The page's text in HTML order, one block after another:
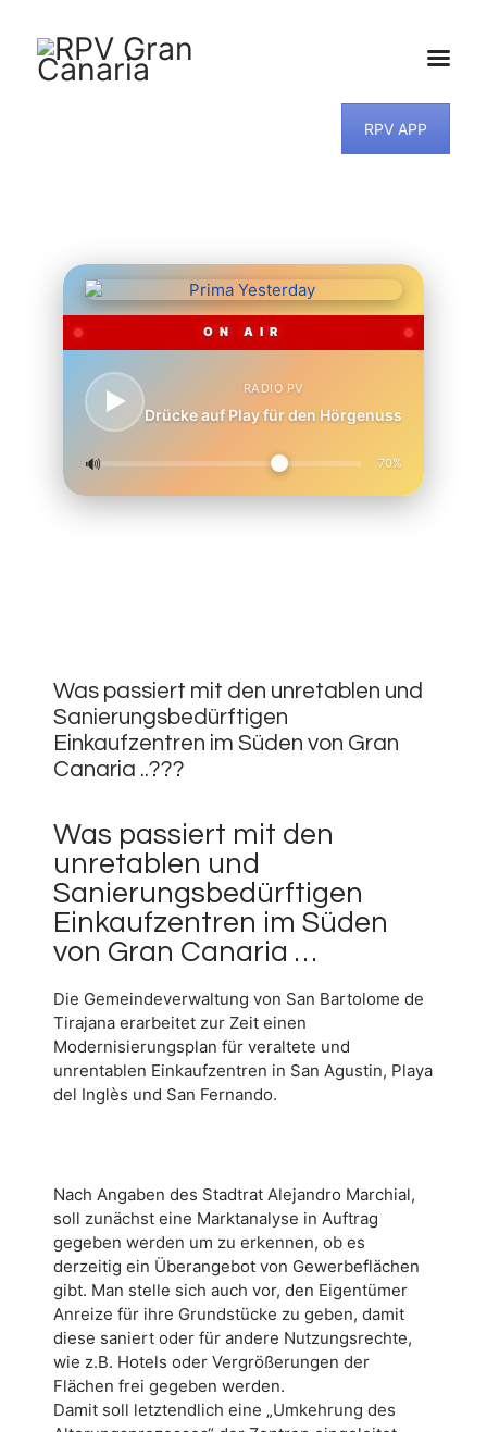
RPV APP
ON AIR
RADIO PV
Drücke auf Play für den Hörgenuss
🔊 70%
MUSIKWUNSCH
Was passiert mit den unretablen und
Sanierungsbedürftigen
Einkaufzentren im Süden von Gran
Canaria ..???
Was passiert mit den
unretablen und
Sanierungsbedürftigen
Einkaufzentren im Süden
von Gran Canaria …
Die Gemeindeverwaltung von San Bartolome de
Tirajana erarbeitet zur Zeit einen
Modernisierungsplan für veraltete und
unrentablen Einkaufzentren in San Agustin, Playa
del Inglès und San Fernando.
Nach Angaben des Stadtrat Alejandro Marchial,
soll zunächst eine Marktanalyse in Auftrag
gegeben werden um zu erkennen, ob es
derzeitig ein Überangebot von Gewerbeflächen
gibt. Man stelle sich auch vor, den Eigentümer
Anreize für ihre Grundstücke zu geben, damit
diese saniert oder für andere Nutzungsrechte,
wie z.B. Hotels oder Vergrößerungen der
Flächen frei gegeben werden.
Damit soll letztendlich eine „Umkehrung des